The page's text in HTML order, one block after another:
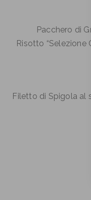
Pacchero di
Risotto
Filetto di Spigola al